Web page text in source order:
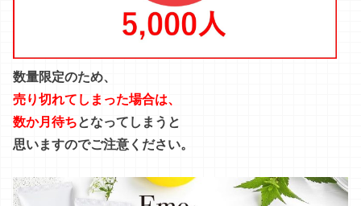
数量限定のため、
売り切れてしまった場合は、
数か月待ちとなってしまうと
思いますのでご注意ください。